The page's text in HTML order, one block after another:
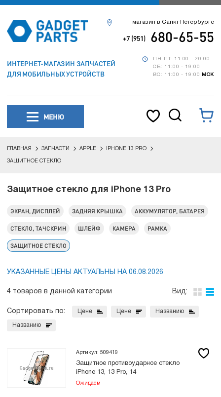
ИНТЕРНЕТ-МАГАЗИН ЗАПЧАСТЕЙ
ДЛЯ МОБИЛЬНЫХ УСТРОЙСТВ
ПН-ПТ: 11:00 - 20:00
СБ: 11:00 - 19:00
ВС: 11:00 - 19:00
МСК
магазин в Санкт-Петербурге
+7 (951) 680-65-55
МЕНЮ
ГЛАВНАЯ ЗАПЧАСТИ APPLE IPHONE 13 PRO
ЗАЩИТНОЕ СТЕКЛО
Защитное стекло для iPhone 13 Pro
ЭКРАН, ДИСПЛЕЙ ЗАДНЯЯ КРЫШКА АККУМУЛЯТОР, БАТАРЕЯ
СТЕКЛО, ТАЧСКРИН ШЛЕЙФ КАМЕРА РАМКА
ЗАЩИТНОЕ СТЕКЛО
УКАЗАННЫЕ ЦЕНЫ АКТУАЛЬНЫ НА 06.08.2026
4 товаров в данной категории Вид:
Сортировать по: Цене Цене Названию
Названию
Артикул: 509419
Защитное противоударное стекло
iPhone 13, 13 Pro, 14
Ожидаем